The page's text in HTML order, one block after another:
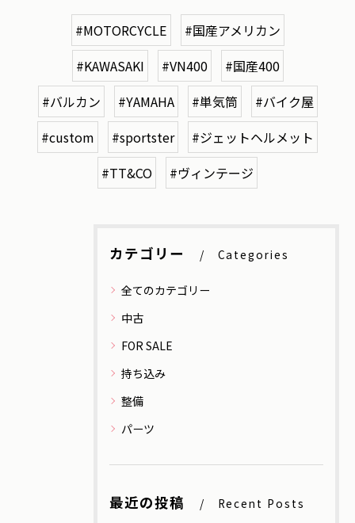
#MOTORCYCLE
#国産アメリカン
#KAWASAKI
#VN400
#国産400
#バルカン
#YAMAHA #単気筒
#バイク屋
#custom
#sportster
#ジェットヘルメット
#TT&CO
#ヴィンテージ
カテゴリー Categories
全てのカテゴリー
中古
FOR SALE
持ち込み
整備
パーツ
最近の投稿 Recent Posts